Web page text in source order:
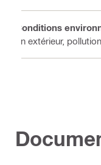
Conditions
En extérieur,